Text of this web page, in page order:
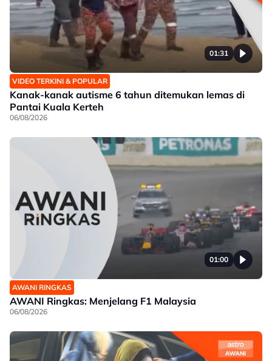
01:31
VIDEO TERKINI & POPULAR
Kanak-kanak autisme 6 tahun ditemukan lemas di
Pantai Kuala Kerteh
06/08/2026
01:00
AWANI RINGKAS
AWANI Ringkas: Menjelang F1 Malaysia
06/08/2026